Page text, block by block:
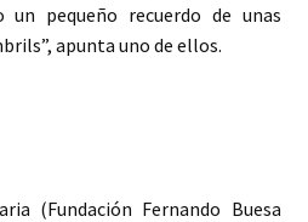
pequeño recuerdo de unas
apunta uno de ellos.
(Fundación Fernando Buesa